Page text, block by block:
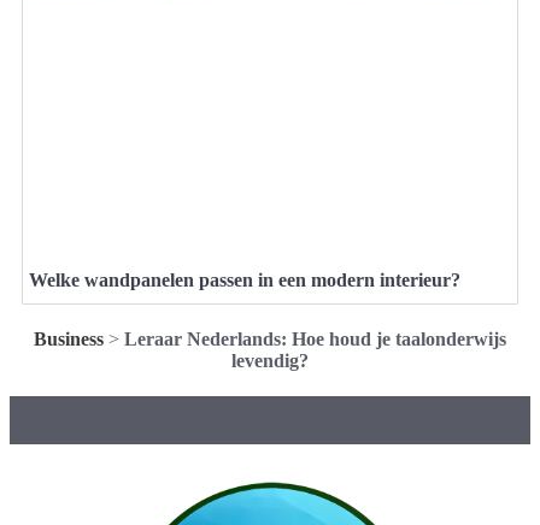
Welke wandpanelen passen in een modern interieur?
Business > Leraar Nederlands: Hoe houd je taalonderwijs
levendig?